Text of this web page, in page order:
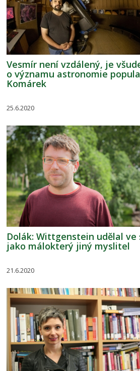
Vesmír není vzdálený, je
o významu astronomie
Komárek
25.6.2020
Dolák: Wittgenstein udělal
jako málokterý jiný myslitel
21.6.2020